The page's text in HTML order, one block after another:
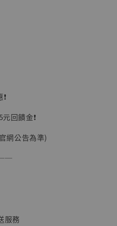
回饋金❗️
網公告為準)
服務